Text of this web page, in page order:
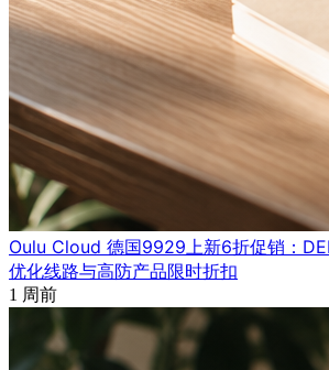
Oulu Cloud 德国9929上新6折促销：
优化线路与高防产品限时折扣
1 周前